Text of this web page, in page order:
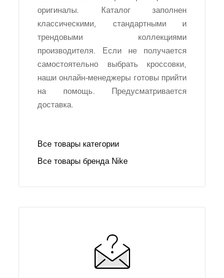
оригиналы. Каталог заполнен
классическими, стандартными и
трендовыми коллекциями
производителя. Если не получается
самостоятельно выбрать кроссовки,
наши онлайн-менеджеры готовы прийти
на помощь. Предусматривается
доставка.
Все товары категории
Все товары бренда Nike